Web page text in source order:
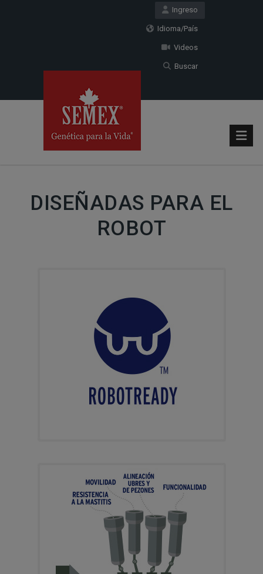
Ingreso
Idioma/País
Videos
Buscar
DISEÑADAS PARA EL
ROBOT